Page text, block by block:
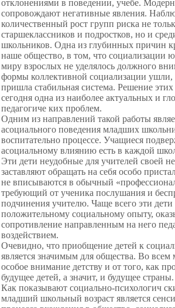
отклонениями в поведении, учебе.
сопровождают негативные явления.
количественный рост групп риска не
старшеклассников и подростков, но и
школьников. Одна из глубинных причин
наше общество, в том, что социализации
миру взрослых не уделялось должного
формы коллективной социализации
пришла стабильная система. Решение
сегодня одна из наиболее актуальных и
педагогиче ких проблем.
Одним из направлений такой работы
асоциального поведения младших
воспитательно процессе. Учащиеся
асоциальному влиянию есть в каждой
Эти дети неудобные для учителей своей
заставляют обращать на себя особо
не вписываются в обычный
требующий от ученика послушания и
подчинения учителю. Чаще всего эти
положительному социальному опыту,
сопротивление направленным на него
воздействием.
Очевидно, что приобщение детей к
является значимым для общества. Во всем
особое внимание детству и от того, как
будущее детей, а значит, и будущее страны.
Как показывают социально-психологич
младший школьный возраст является